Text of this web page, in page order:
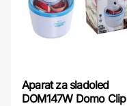
Aparat za sladoled
DOM147W Domo Clip